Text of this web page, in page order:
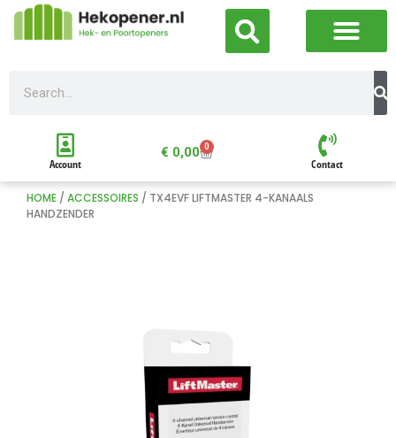
Account
€ 0,00 0
Contact
HOME / ACCESSOIRES / TX4EVF LIFTMASTER 4-KANAALS
HANDZENDER